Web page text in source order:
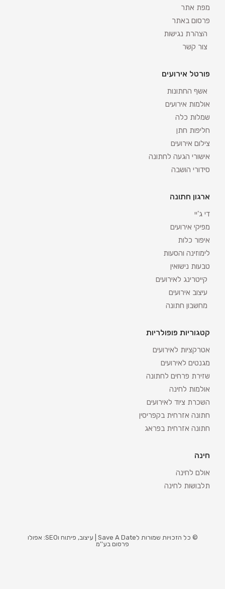
מפת אתר
פרסום באתר
הצהרת נגישות
צור קשר
פורטל אירועים
אשף החתונות
אולמות אירועים
שמלות כלה
חליפות חתן
צילום אירועים
אישורי הגעה לחתונה
סידורי הושבה
ארגון חתונה
די ג'יי
מפיקי אירועים
איפור כלות
לימוזינה והסעות
טבעות נישואין
קייטרינג לאירועים
עיצוב אירועים
מחשבון חתונה
קטגוריות פופולריות
אטרקציות לאירועים
מגנטים לאירועים
שזירת פרחים לחתונה
אולמות לחינה
השכרת ציוד לאירועים
חתונה אזרחית בקפריסין
חתונה אזרחית בפראג
חינה
אולם לחינה
תלבושות לחינה
© כל הזכויות שמורות לSave A Date | עיצוב, פיתוח וSEO: אפולו
פרסום בע''מ